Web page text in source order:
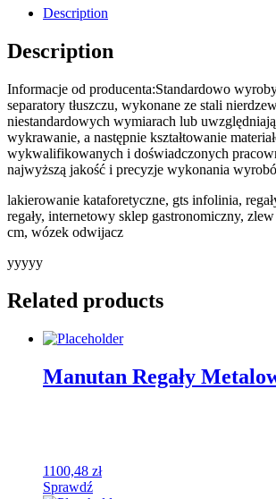
Description
Description
Informacje od producenta:Standardowo
separatory tłuszczu, wykonane ze stali
niestandardowych wymiarach lub
wykrawanie, a następnie kształtowanie
wykwalifikowanych i doświadczonych
najwyższą jakość i precyzje wykonania
lakierowanie kataforetyczne, gts infolinia,
regały, internetowy sklep gastronomiczny,
cm, wózek odwijacz
yyyyy
Related products
Manutan Regały
1100,48 zł
Sprawdź